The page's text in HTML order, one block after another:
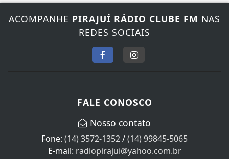
ACOMPANHEPIRAJUÍ RÁDIO CLUBE FMNAS
REDES SOCIAIS
(14) 3572-1352/(14) 99845-5065
E-mail:radiopirajui@yahoo.com.br